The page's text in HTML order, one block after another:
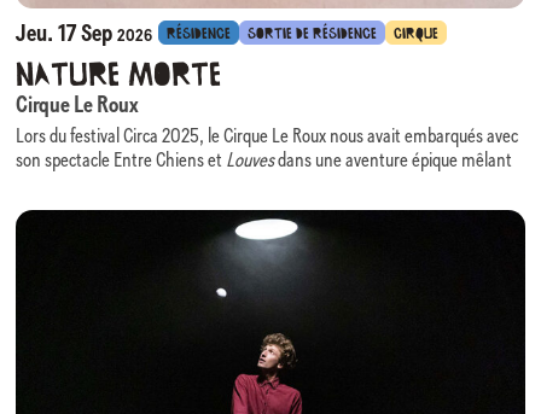
Jeu. 17 Sep2026 RÉSIDENCE SORTIE DE RÉSIDENCE CIRQUE
Nature Morte
Cirque Le Roux
Lors du festival Circa 2025, le Cirque Le Roux nous avait embarqués avec
son spectacle Entre Chiens et Louvesdans une aventure épique mêlant
évolutive des plus ingénieuses.
Nous avons le plaisir d’accueillir à nouveau cette équipe, cette fois en
résidence, pour la création de son prochain spectacle :
Au croisement du cirque, du théâtre physique et de la composition
repères et interroge l’érosion de notre nature humaine, rendant visible
La scénographie, évocatrice d’une grandeur passée figée, devient un
personnage à part entière : elle enferme, impose, mais laisse apparaître